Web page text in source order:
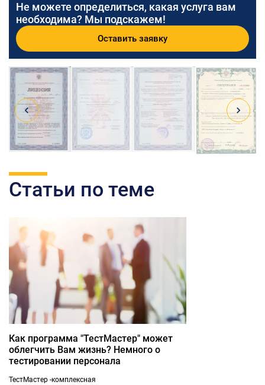
Не можете определиться, какая услуга вам
необходима? Мы подскажем!
Оставить заявку
Статьи по теме
Как программа "ТестМастер" может
облегчить Вам жизнь? Немного о
тестировании персонала
ТестМастер -комплексная